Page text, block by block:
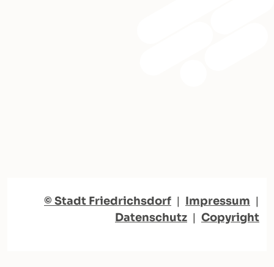
© Stadt Friedrichsdorf | Impressum |
Datenschutz | Copyright